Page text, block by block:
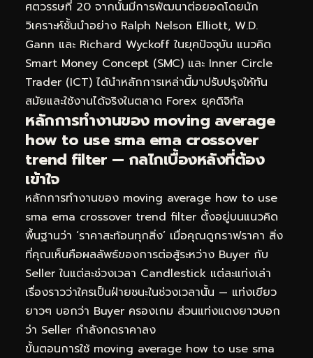
ศตวรรษที่ 20 จากนั้นมีการพัฒนาต่อยอดโดยนัก
วิเคราะห์ชั้นนำอย่าง Ralph Nelson Elliott, W.D.
Gann และ Richard Wyckoff ในยุคปัจจุบัน แนวคิด
Smart Money Concept (SMC) และ Inner Circle
Trader (ICT) ได้นำหลักการเหล่านี้มาปรับปรุงให้ทัน
สมัยและใช้งานได้จริงในตลาด Forex ยุคดิจิทัล
หลักการทำงานของ moving average
how to use sma ema crossover
trend filter — กลไกเบื้องหลังที่ต้อง
เข้าใจ
หลักการทำงานของ moving average how to use
sma ema crossover trend filter ตั้งอยู่บนแนวคิด
พื้นฐานว่า ‘ราคาสะท้อนทุกสิ่ง’ เมื่อคุณดูกราฟราคา สิ่ง
ที่คุณเห็นคือผลลัพธ์ของการต่อสู้ระหว่าง Buyer กับ
Seller ในแต่ละช่วงเวลา Candlestick แต่ละแท่งเล่า
เรื่องราวว่าใครเป็นฝ่ายชนะในช่วงเวลานั้น — แท่งเขียว
ยาวๆ บอกว่า Buyer ครองเกม ส่วนแท่งแดงยาวบอก
ว่า Seller กำลังกดราคาลง
ขั้นตอนการใช้ moving average how to use sma